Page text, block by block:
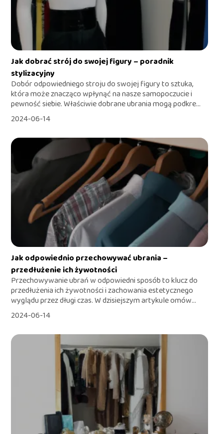
Jak dobrać strój do swojej figury – poradnik
stylizacyjny
Dobór odpowiedniego stroju do swojej figury to sztuka,
która może znacząco wpłynąć na nasze samopoczucie i
pewność siebie. Właściwie dobrane ubrania mogą podkre...
2024-06-14
Jak odpowiednio przechowywać ubrania –
przedłużenie ich żywotności
Przechowywanie ubrań w odpowiedni sposób to klucz do
przedłużenia ich żywotności i zachowania estetycznego
wyglądu przez długi czas. W dzisiejszym artykule omów...
2024-06-14